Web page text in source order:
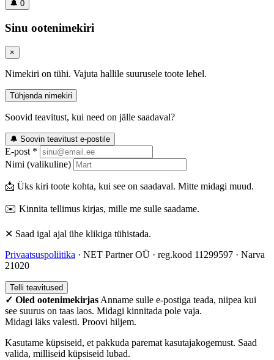
🔔 0
Sinu ootenimekiri
×
Nimekiri on tühi. Vajuta hallile suurusele toote lehel.
Tühjenda nimekiri
Soovid teavitust, kui need on jälle saadaval?
🔔 Soovin teavitust e-postile
E-post *
Nimi (valikuline)
📩 Üks kiri toote kohta, kui see on saadaval. Mitte midagi muud.
✉️ Kinnita tellimus kirjas, mille me sulle saadame.
✕ Saad igal ajal ühe klikiga tühistada.
Privaatsuspoliitika · NET Partner OÜ · reg.kood 11299597 · Narva
21020
Telli teavitused
✓ Oled ootenimekirjas Anname sulle e-postiga teada, niipea kui
see suurus on taas laos. Midagi kinnitada pole vaja.
Midagi läks valesti. Proovi hiljem.
Kasutame küpsiseid, et pakkuda paremat kasutajakogemust. Saad
valida, milliseid küpsiseid lubad.